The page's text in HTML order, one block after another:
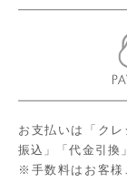
お支払いは「ク
振込」「代金引換
※手数料はお客様